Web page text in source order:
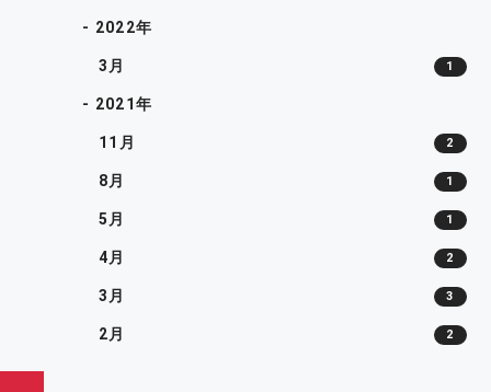
- 2022年
3月 1
- 2021年
11月 2
8月 1
5月 1
4月 2
3月 3
2月 2